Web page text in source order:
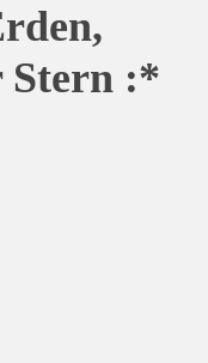
Stern :*